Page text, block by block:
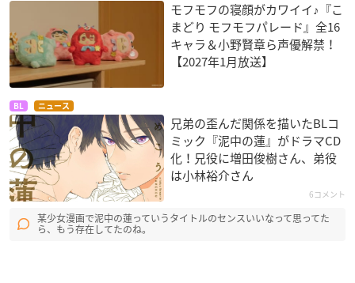
モフモフの寝顔がカワイイ♪『こ
まどり モフモフパレード』全16
キャラ＆小野賢章ら声優解禁！
【2027年1月放送】
BL ニュース
兄弟の歪んだ関係を描いたBLコ
ミック『泥中の蓮』がドラマCD
化！兄役に増田俊樹さん、弟役
は小林裕介さん
6コメント
某少女漫画で泥中の蓮っていうタイトルのセンスいいなって思ってた
ら、もう存在してたのね。